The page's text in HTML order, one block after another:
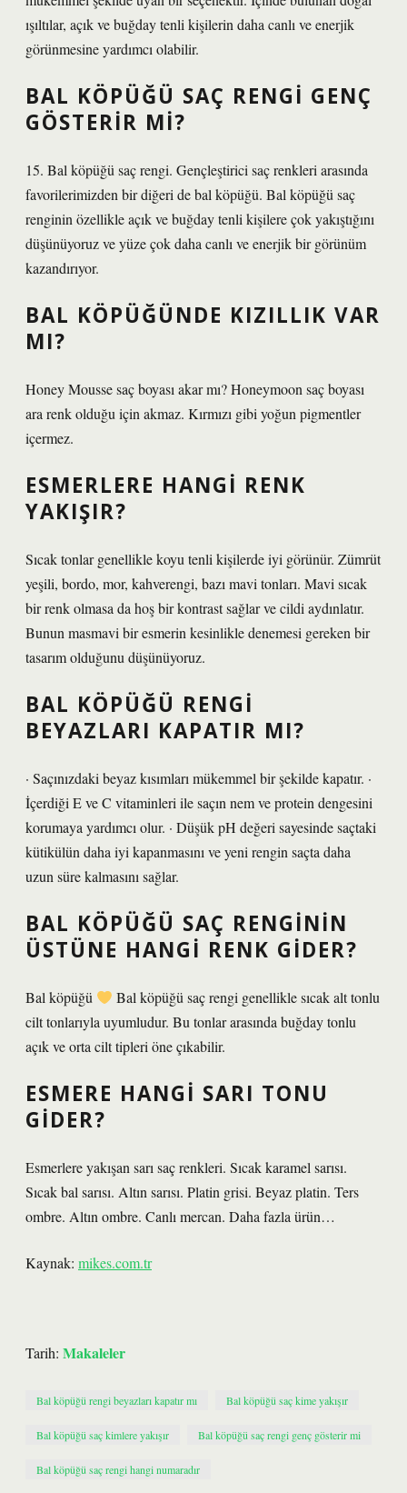
ışıltılar, açık ve buğday tenli kişilerin daha canlı ve enerjik
görünmesine yardımcı olabilir.
BAL KÖPÜĞÜ SAÇ RENGI GENÇ
GÖSTERIR MI?
15. Bal köpüğü saç rengi. Gençleştirici saç renkleri arasında
favorilerimizden bir diğeri de bal köpüğü. Bal köpüğü saç
renginin özellikle açık ve buğday tenli kişilere çok yakıştığını
düşünüyoruz ve yüze çok daha canlı ve enerjik bir görünüm
kazandırıyor.
BAL KÖPÜĞÜNDE KIZILLIK VAR
MI?
Honey Mousse saç boyası akar mı? Honeymoon saç boyası
ara renk olduğu için akmaz. Kırmızı gibi yoğun pigmentler
içermez.
ESMERLERE HANGI RENK
YAKIŞIR?
Sıcak tonlar genellikle koyu tenli kişilerde iyi görünür. Zümrüt
yeşili, bordo, mor, kahverengi, bazı mavi tonları. Mavi sıcak
bir renk olmasa da hoş bir kontrast sağlar ve cildi aydınlatır.
Bunun masmavi bir esmerin kesinlikle denemesi gereken bir
tasarım olduğunu düşünüyoruz.
BAL KÖPÜĞÜ RENGI
BEYAZLARI KAPATIR MI?
· Saçınızdaki beyaz kısımları mükemmel bir şekilde kapatır. ·
İçerdiği E ve C vitaminleri ile saçın nem ve protein dengesini
korumaya yardımcı olur. · Düşük pH değeri sayesinde saçtaki
kütikülün daha iyi kapanmasını ve yeni rengin saçta daha
uzun süre kalmasını sağlar.
BAL KÖPÜĞÜ SAÇ RENGININ
ÜSTÜNE HANGI RENK GIDER?
Bal köpüğü
Bal köpüğü saç rengi genellikle sıcak alt tonlu
cilt tonlarıyla uyumludur. Bu tonlar arasında buğday tonlu
açık ve orta cilt tipleri öne çıkabilir.
ESMERE HANGI SARI TONU
GIDER?
Esmerlere yakışan sarı saç renkleri. Sıcak karamel sarısı.
Sıcak bal sarısı. Altın sarısı. Platin grisi. Beyaz platin. Ters
ombre. Altın ombre. Canlı mercan. Daha fazla ürün…
Kaynak: mikes.com.tr
Tarih: Makaleler
Bal köpüğü rengi beyazları kapatır mı Bal köpüğü saç kime yakışır
Bal köpüğü saç kimlere yakışır Bal köpüğü saç rengi genç gösterir mi
Bal köpüğü saç rengi hangi numaradır